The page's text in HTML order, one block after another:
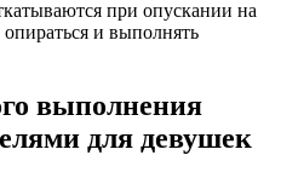
при опускании на
и выполнять
выполнения
для девушек